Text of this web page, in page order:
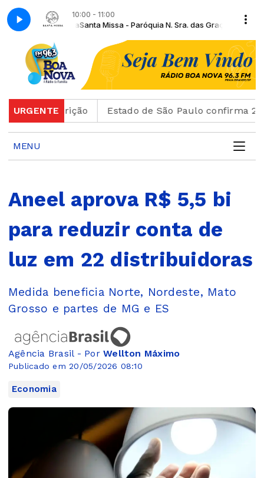
10:00 - 11:00
Boa NovaSanta Missa - Paróquia N. Sra. das Graças de Praia Grande
URGENTE
inscrição Estado de São Paulo confirma 23
MENU
Aneel aprova R$ 5,5 bi
para reduzir conta de
luz em 22 distribuidoras
Medida beneficia Norte, Nordeste, Mato
Grosso e partes de MG e ES
Agência Brasil - PorWellton Máximo
Publicado em 20/05/2026 08:10
Economia